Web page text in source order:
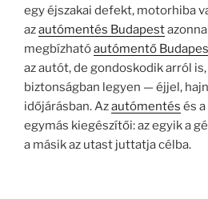
egy éjszakai defekt, motorhiba
azautómentés Budapest
megbízhatóautómentő
az autót, de gondoskodik arról
biztonságban legyen — éjjel,
időjárásban. Azautómentés és
egymás kiegészítői: az egyik a
a másik az utast juttatja célba.